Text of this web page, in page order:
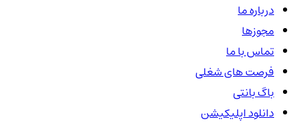
درباره ما
مجوزها
تماس با ما
فرصت های شغلی
باگ بانتی
دانلود اپلیکیشن